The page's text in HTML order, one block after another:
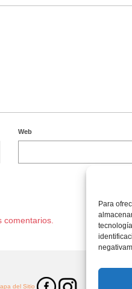
Para
Web
del Sitio